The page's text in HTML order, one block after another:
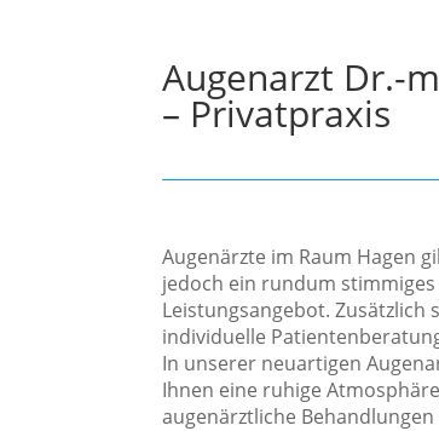
Augenarzt Dr.-
– Privatpraxis
Augenärzte im Raum Hagen
jedoch ein rundum
Leistungsangebot. Zusätzlich
individuelle
In unserer neuartigen
Ihnen eine ruhige
augenärztliche